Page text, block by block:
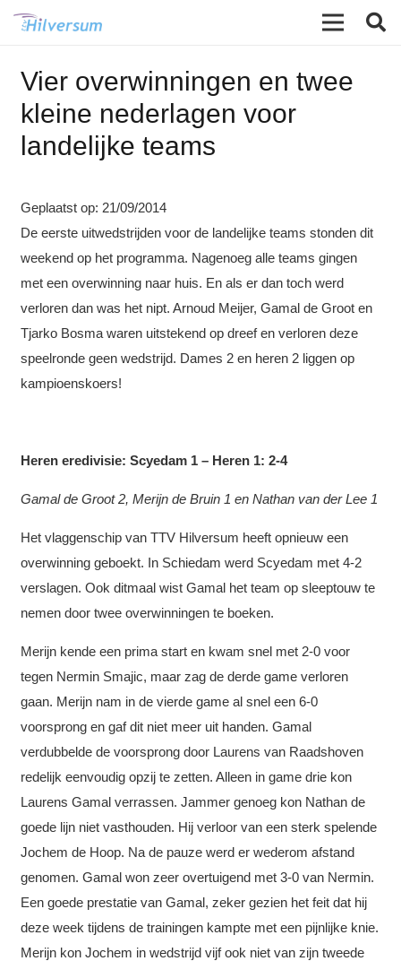
Vier overwinningen en twee
kleine nederlagen voor
landelijke teams
Geplaatst op: 21/09/2014
De eerste uitwedstrijden voor de landelijke teams stonden dit
weekend op het programma. Nagenoeg alle teams gingen
met een overwinning naar huis. En als er dan toch werd
verloren dan was het nipt. Arnoud Meijer, Gamal de Groot en
Tjarko Bosma waren uitstekend op dreef en verloren deze
speelronde geen wedstrijd. Dames 2 en heren 2 liggen op
kampioenskoers!
Heren eredivisie: Scyedam 1 – Heren 1: 2-4
Gamal de Groot 2, Merijn de Bruin 1 en Nathan van der Lee 1
Het vlaggenschip van TTV Hilversum heeft opnieuw een
overwinning geboekt. In Schiedam werd Scyedam met 4-2
verslagen. Ook ditmaal wist Gamal het team op sleeptouw te
nemen door twee overwinningen te boeken.
Merijn kende een prima start en kwam snel met 2-0 voor
tegen Nermin Smajic, maar zag de derde game verloren
gaan. Merijn nam in de vierde game al snel een 6-0
voorsprong en gaf dit niet meer uit handen. Gamal
verdubbelde de voorsprong door Laurens van Raadshoven
redelijk eenvoudig opzij te zetten. Alleen in game drie kon
Laurens Gamal verrassen. Jammer genoeg kon Nathan de
goede lijn niet vasthouden. Hij verloor van een sterk spelende
Jochem de Hoop. Na de pauze werd er wederom afstand
genomen. Gamal won zeer overtuigend met 3-0 van Nermin.
Een goede prestatie van Gamal, zeker gezien het feit dat hij
deze week tijdens de trainingen kampte met een pijnlijke knie.
Merijn kon Jochem in wedstrijd vijf ook niet van zijn tweede